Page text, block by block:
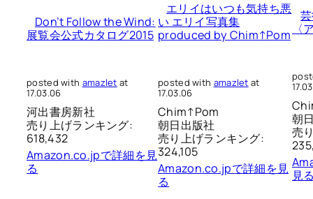
Don’t Follow the Wind:
展覧会公式カタログ2015
posted with amazlet at
17.03.06
河出書房新社
売り上げランキング:
618,432
Amazon.co.jpで詳細を見
る
エリイはいつも気持ち悪
い エリイ写真集
produced by Chim↑Pom
posted with amazlet at
17.03.06
Chim↑Pom
朝日出版社
売り上げランキング:
324,105
Amazon.co.jpで詳細を見
る
〈
朝
売
見